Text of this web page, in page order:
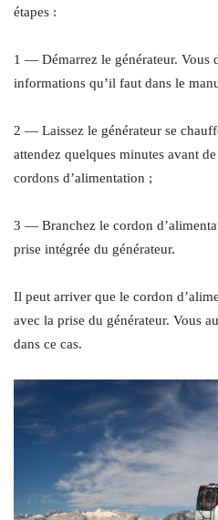
étapes :
1 — Démarrez le générateur. Vous
informations qu’il faut dans le
2 — Laissez le générateur se
attendez quelques minutes avant
cordons d’alimentation ;
3 — Branchez le cordon
prise intégrée du générateur.
Il peut arriver que le cordon
avec la prise du générateur. Vous
dans ce cas.